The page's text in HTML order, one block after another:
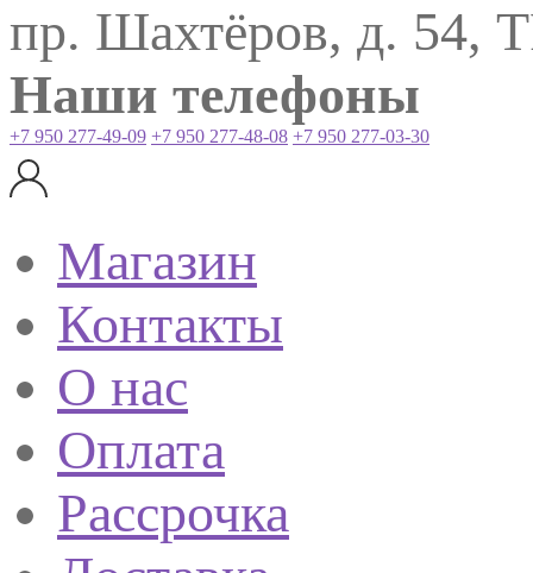
пр. Шахтёров, д. 54,
Наши телефоны
+7 950 277-49-09 +7 950 277-48-08 +7 950 277-03-30
Магазин
Контакты
О нас
Оплата
Рассрочка